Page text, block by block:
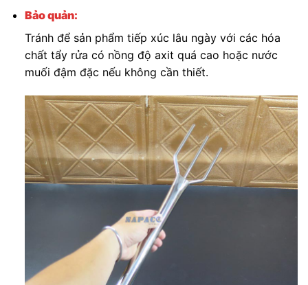
Bảo quản:
Tránh để sản phẩm tiếp xúc lâu ngày với các hóa
chất tẩy rửa có nồng độ axit quá cao hoặc nước
muối đậm đặc nếu không cần thiết.